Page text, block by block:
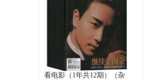
看电影（1年共12期）（杂